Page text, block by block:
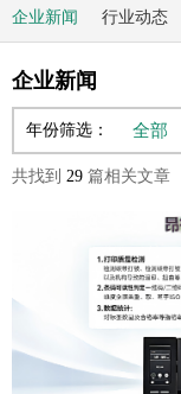
企业新闻 行业动态
企业新闻
年份筛选：
共找到 29 篇相关文章